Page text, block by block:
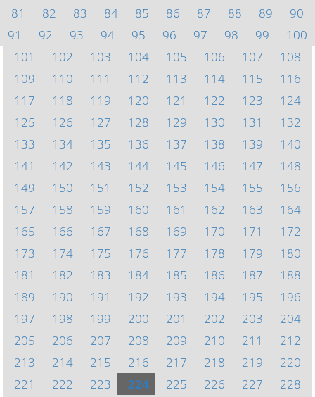
81
82 83 84 85 86 87 88 89
90
91
92 93 94 95 96 97 98 99
100
101
102 103 104 105 106 107
108
109
110 111 112 113 114 115
116
117
118 119 120 121 122 123
124
125
126 127 128 129 130 131
132
133
134 135 136 137 138 139
140
141
142 143 144 145 146 147
148
149
150 151 152 153 154 155
156
157
158 159 160 161 162 163
164
165
166 167 168 169 170 171
172
173
174 175 176 177 178 179
180
181
182 183 184 185 186 187
188
189
190 191 192 193 194 195
196
197
198 199 200 201 202 203
204
205
206 207 208 209 210 211
212
213
214 215 216 217 218 219
220
221
222 223 224 225 226 227
228